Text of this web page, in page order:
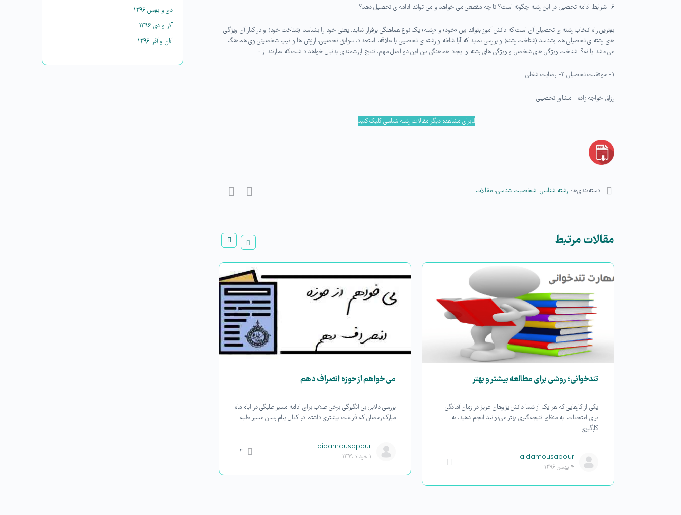
۶- شرایط ادامه تحصیل در این رشته چگونه است؟ تا چه مقطعی می خواهد و می تواند ادامه ی تحصیل دهد؟
بهترین راه انتخاب رشته ی تحصیلی آن است که دانش آموز بتواند بین «خود» و «رشته» یک نوع هماهنگی برقرار نماید. یعنی خود را بشناسد (شناخت خود) و در کنار آن ویژگی
های رشته ی تحصیلی هم بشناسد (شناخت رشته) و بررسی نماید که آیا شاخه و رشته ی تحصیلی با علاقه، استعداد، سوابق تحصیلی، ارزش ها و تیپ شخصیتی وی هماهنگ
می باشد یا نه؟! شناخت ویژگی های شخصی و ویژگی های رشته و ایجاد هماهنگی بین این دو اصل مهم، نتایج ارزشمندی بدنبال خواهد داشت که عبارتند از :
۱- موفقیت تحصیلی ۲- رضایت شغلی
رزاق خواجه زاده – مشاور تحصیلی
برای مشاهده دیگر مقالات رشته شناسی کلیک کنید
دسته‌بندی‌ها: رشته شناسی، شخصیت شناسی، مقالات
مقالات مرتبط
تندخوانی؛ روشی برای مطالعه بیشتر و بهتر
یکی از کارهایی که هر یک از شما دانش پژوهان عزیز در زمان آمادگی
برای امتحانات، به منظور نتیجه‌گیری بهتر می‌توانید انجام دهید، به
کارگیری…
aidamousapour
۴ بهمن ۱۳۹۶
می خواهم از حوزه انصراف دهم
بررسی دلایل بی انگیزگی برخی طلاب برای ادامه مسیر طلبگی در ایام ماه
مبارک رمضان که فراغت بیشتری داشتم در کانال پیام رسان مسیر طلبه…
aidamousapour
۱ خرداد ۱۳۹۹
۳
دی و بهمن ۱۳۹۶
آذر و دی ۱۳۹۶
آبان و آذر ۱۳۹۶